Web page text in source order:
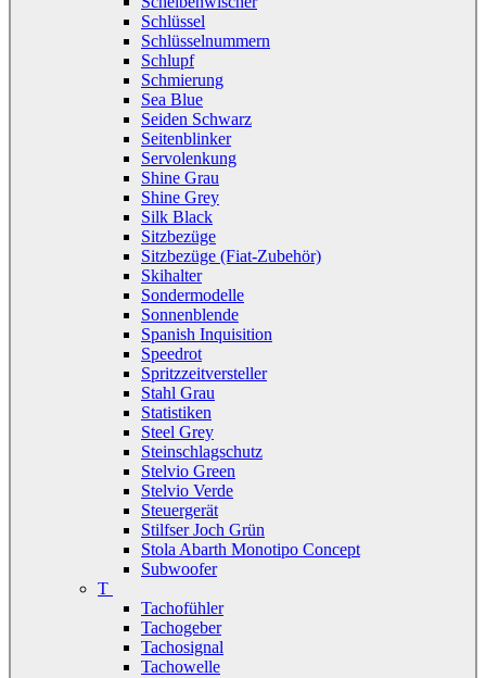
Schlüssel
Schlüsselnummern
Schlupf
Schmierung
Sea Blue
Seiden Schwarz
Seitenblinker
Servolenkung
Shine Grau
Shine Grey
Silk Black
Sitzbezüge
Sitzbezüge (Fiat-Zubehör)
Skihalter
Sondermodelle
Sonnenblende
Spanish Inquisition
Speedrot
Spritzzeitversteller
Stahl Grau
Statistiken
Steel Grey
Steinschlagschutz
Stelvio Green
Stelvio Verde
Steuergerät
Stilfser Joch Grün
Stola Abarth Monotipo Concept
Subwoofer
T
Tachofühler
Tachogeber
Tachosignal
Tachowelle